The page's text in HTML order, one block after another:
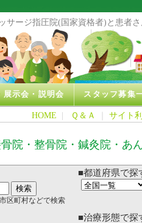
サージ指圧院(国家資格者)と患者
展示会・説明会 スタッフ募集
HOME | Ｑ＆Ａ サイト
院・整骨院・鍼灸院・あ
区町村などで検索
■都道府県で探
■治療形態で探